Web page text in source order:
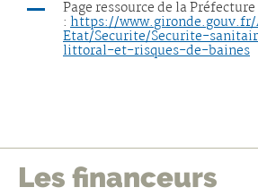
Page ressource de la
: https://
Etat/Securite/Securite-
littoral-et-risques-de-baines
Les financeurs